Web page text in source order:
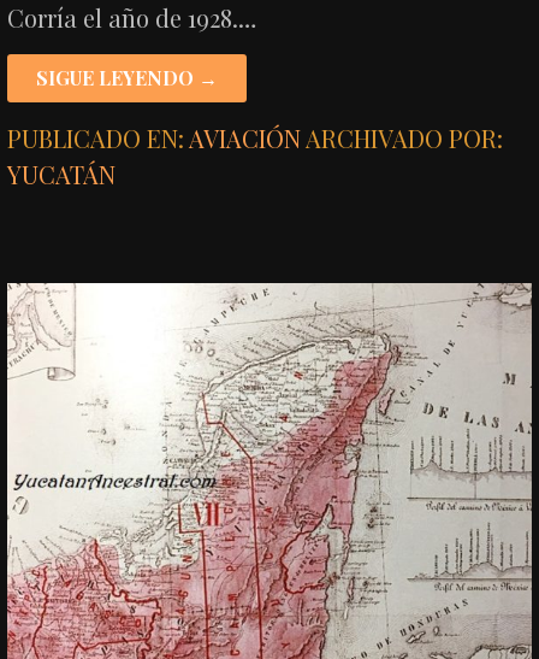
Corría el año de 1928.…
SIGUE LEYENDO →
PUBLICADO EN: AVIACIÓNARCHIVADO POR:
YUCATÁN